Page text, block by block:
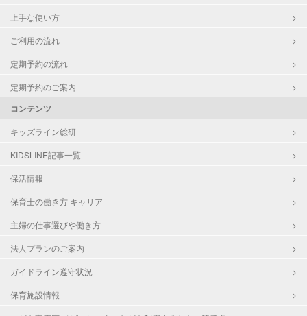
上手な使い方
ご利用の流れ
定期予約の流れ
定期予約のご案内
コンテンツ
キッズライン総研
KIDSLINE記事一覧
保活情報
保育士の働き方 キャリア
主婦の仕事選びや働き方
法人プランのご案内
ガイドライン遵守状況
保育施設情報